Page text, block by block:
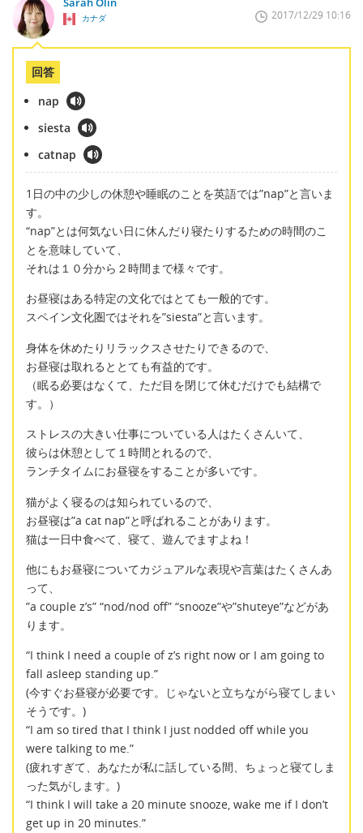
カナダ 2017/12/29 10:16
回答
nap
siesta
catnap
1日の中の少しの休憩や睡眠のことを英語では”nap”と言いま
す。
“nap”とは何気ない日に休んだり寝たりするための時間のこ
とを意味していて、
それは１０分から２時間まで様々です。
お昼寝はある特定の文化ではとても一般的です。
スペイン文化圏ではそれを”siesta”と言います。
身体を休めたりリラックスさせたりできるので、
お昼寝は取れるととても有益的です。
（眠る必要はなくて、ただ目を閉じて休むだけでも結構で
す。）
ストレスの大きい仕事についている人はたくさんいて、
彼らは休憩として１時間とれるので、
ランチタイムにお昼寝をすることが多いです。
猫がよく寝るのは知られているので、
お昼寝は”a cat nap”と呼ばれることがあります。
猫は一日中食べて、寝て、遊んでますよね！
他にもお昼寝についてカジュアルな表現や言葉はたくさんあ
って、
”a couple z’s” “nod/nod off” “snooze”や”shuteye”などがあ
ります。
“I think I need a couple of z’s right now or I am going to
fall asleep standing up.”
(今すぐお昼寝が必要です。じゃないと立ちながら寝てしまい
そうです。)
“I am so tired that I think I just nodded off while you
were talking to me.”
(疲れすぎて、あなたが私に話している間、ちょっと寝てしま
った気がします。)
“I think I will take a 20 minute snooze, wake me if I don’t
get up in 20 minutes.”